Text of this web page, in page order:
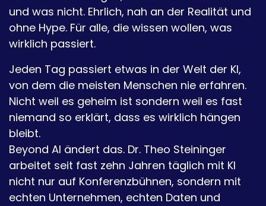
und was nicht. Ehrlich, nah an der Realität und
ohne Hype. Für alle, die wissen wollen, was
wirklich passiert.
Jeden Tag passiert etwas in der Welt der KI,
von dem die meisten Menschen nie erfahren.
Nicht weil es geheim ist sondern weil es fast
niemand so erklärt, dass es wirklich hängen
bleibt.
Beyond AI ändert das. Dr. Theo Steininger
arbeitet seit fast zehn Jahren täglich mit KI
nicht nur auf Konferenzbühnen, sondern mit
echten Unternehmen, echten Daten und